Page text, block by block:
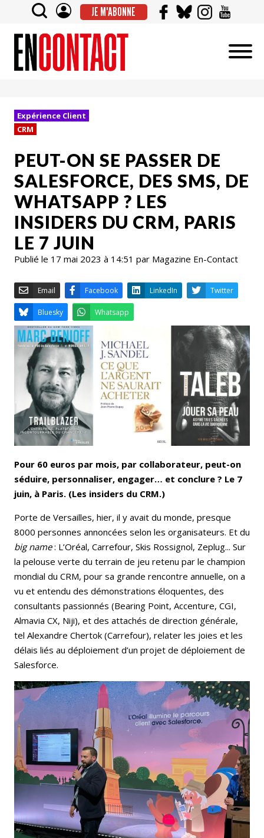
JE M'ABONNE
Expérience Client
CRM
PEUT-ON SE PASSER DE
SALESFORCE, DES SMS, DE
WHATSAPP ? LES
INSIDERS DU CRM, PARIS
LE 7 JUIN
Publié le 17 mai 2023 à 14:51 par Magazine En-Contact
Email Facebook LinkedIn
Bluesky Whatsapp
Pour 60 euros par mois, par collaborateur, peut-on
séduire, personnaliser, engager… et conclure ? Le 7
juin, à Paris. (Les insiders du CRM.)
Porte de Versailles, hier, il y avait du monde, presque
8000 personnes annoncées selon les organisateurs. Et du
big name: L’Oréal, Carrefour, Skis Rossignol, Zeplug... Sur
la pelouse verte du terrain de jeu retenu par le champion
mondial du CRM, pour sa grande rencontre annuelle, on a
vu et entendu des démonstrations éloquentes, des
consultants passionnés (Bearing Point, Accenture, CGI,
Almavia CX, Niji), et des attachés de direction générale,
tel Alexandre Chertok (Carrefour), relater les joies et les
délais liés au déploiement d’un projet de déploiement de
Salesforce.